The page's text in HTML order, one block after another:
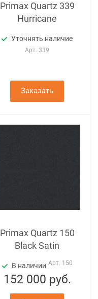
Primax Quartz 339
Hurricane
Уточнять наличие
Арт. 339
Заказать
Primax Quartz 150
Black Satin
В наличии Арт. 150
152 000 руб.